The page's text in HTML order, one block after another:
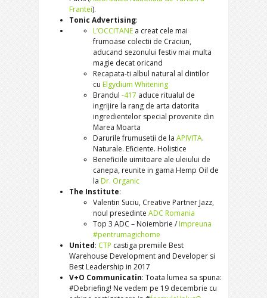
Frantei).
Tonic Advertising:
L’OCCITANE a creat cele mai
frumoase colectii de Craciun,
aducand sezonului festiv mai multa
magie decat oricand
Recapata-ti albul natural al dintilor
cu Elgydium Whitening
Brandul -417 aduce ritualul de
ingrijire la rang de arta datorita
ingredientelor special provenite din
Marea Moarta
Darurile frumusetii de la APIVITA.
Naturale. Eficiente. Holistice
Beneficiile uimitoare ale uleiului de
canepa, reunite in gama Hemp Oil de
la Dr. Organic
The Institute:
Valentin Suciu, Creative Partner Jazz,
noul presedinte ADC Romania
Top 3 ADC – Noiembrie /Impreuna
#pentrumagichome
United: CTP castiga premiile Best
Warehouse Development and Developer si
Best Leadership in 2017
V+O Communicatin: Toata lumea sa spuna:
#Debriefing! Ne vedem pe 19 decembrie cu